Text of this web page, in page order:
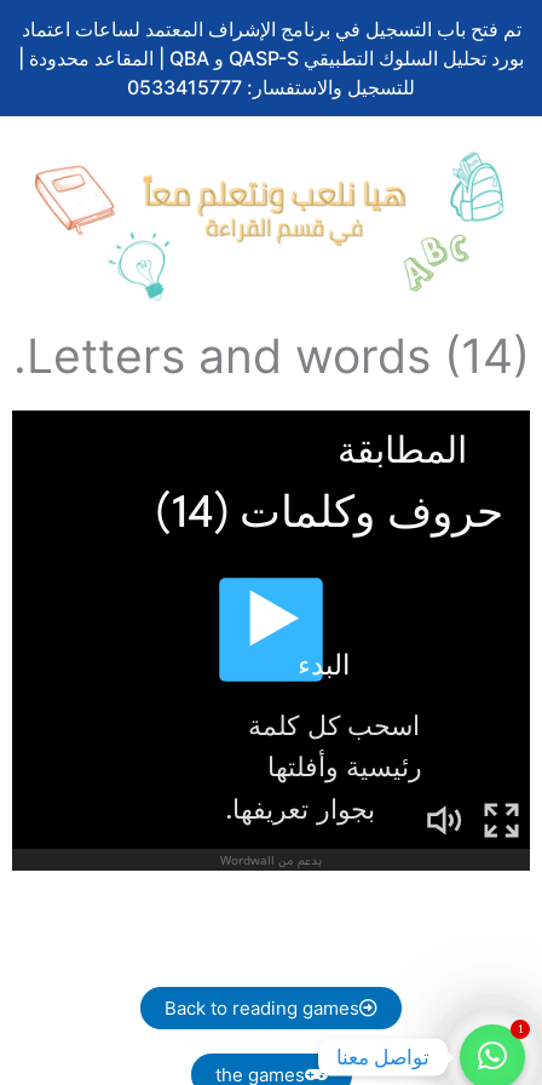
تم فتح باب التسجيل في برنامج الإشراف المعتمد لساعات اعتماد
بورد تحليل السلوك التطبيقي QASP-S و QBA | المقاعد محدودة |
للتسجيل والاستفسار: 0533415777
Letters and words (14).
Back to reading games
the games
1
تواصل معنا